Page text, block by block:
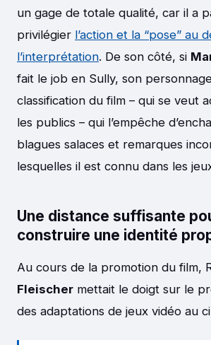
un gage de totale qualité, car il a
privilégier l’action et la “pose” au
l’interprétation. De son côté, si
fait le job en Sully, son
classification du film – qui se veut
les publics – qui l’empêche
blagues salaces et remarques
lesquelles il est connu dans les
Une distance suffisante
construire une identité
Au cours de la promotion du film,
Fleischer mettait le doigt sur le
des adaptations de jeux vidéo au